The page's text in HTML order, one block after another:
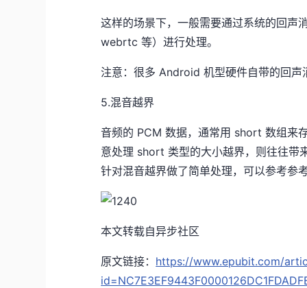
这样的场景下，一般需要通过系统的回声
webrtc 等）进行处理。
注意：很多 Android 机型硬件自带的回声
5.混音越界
音频的 PCM 数据，通常用 short 数组来
意处理 short 类型的大小越界，则往往带
针对混音越界做了简单处理，可以参考参考
本文转载自异步社区
原文链接： https://www.epubit.com/